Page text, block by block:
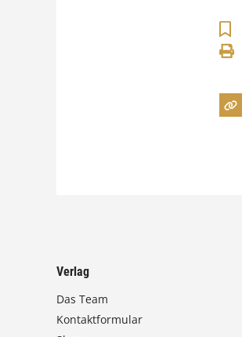
Verlag
Das Team
Kontaktformular